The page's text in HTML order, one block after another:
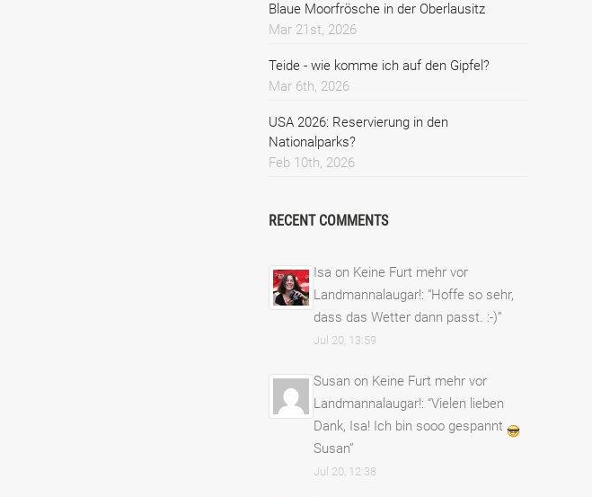
Blaue Moorfrösche in der Oberlausitz
Mar 21st, 2026
Teide - wie komme ich auf den Gipfel?
Mar 6th, 2026
USA 2026: Reservierung in den
Nationalparks?
Feb 10th, 2026
RECENT COMMENTS
Isa on Keine Furt mehr vor
Landmannalaugar!: “Hoffe so sehr,
dass das Wetter dann passt. :-)”
Jul 20, 13:59
Susan on Keine Furt mehr vor
Landmannalaugar!: “Vielen lieben
Dank, Isa! Ich bin sooo gespannt
Susan”
Jul 20, 12:38